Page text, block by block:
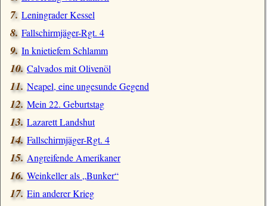
Leningrader Kessel
Fallschirmjäger-Rgt. 4
In knietiefem Schlamm
Calvados mit Olivenöl
Neapel, eine ungesunde Gegend
Mein 22. Geburtstag
Lazarett Landshut
Fallschirmjäger-Rgt. 4
Angreifende Amerikaner
Weinkeller als Bunker
Ein anderer Krieg